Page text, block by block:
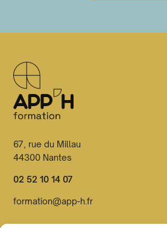
67, rue du Millau
44300 Nantes
02 52 10 14 07
formation@app-h.fr